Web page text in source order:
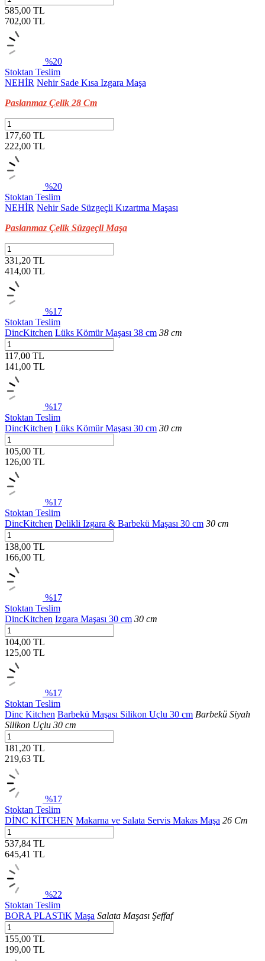
585,00 TL
702,00 TL
%20
Stoktan Teslim
NEHİR Nehir Sade Kısa Izgara Maşa
Paslanmaz Çelik 28 Cm
177,60 TL
222,00 TL
%20
Stoktan Teslim
NEHİR Nehir Sade Süzgeçli Kızartma Maşası
Paslanmaz Çelik Süzgeçli Maşa
331,20 TL
414,00 TL
%17
Stoktan Teslim
DincKitchen Lüks Kömür Maşası 38 cm 38 cm
117,00 TL
141,00 TL
%17
Stoktan Teslim
DincKitchen Lüks Kömür Maşası 30 cm 30 cm
105,00 TL
126,00 TL
%17
Stoktan Teslim
DincKitchen Delikli Izgara & Barbekü Maşası 30 cm 30 cm
138,00 TL
166,00 TL
%17
Stoktan Teslim
DincKitchen Izgara Maşası 30 cm 30 cm
104,00 TL
125,00 TL
%17
Stoktan Teslim
Dinc Kitchen Barbekü Maşası Silikon Uçlu 30 cm Barbekü Siyah
Silikon Uçlu 30 cm
181,20 TL
219,63 TL
%17
Stoktan Teslim
DİNC KİTCHEN Makarna ve Salata Servis Makas Maşa 26 Cm
537,84 TL
645,41 TL
%22
Stoktan Teslim
BORA PLASTiK Maşa Salata Maşası Şeffaf
155,00 TL
199,00 TL